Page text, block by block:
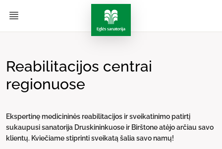
Reabilitacijos centrai
regionuose
Ekspertinę medicininės reabilitacijos ir sveikatinimo patirtį
sukaupusi sanatorija Druskininkuose ir Birštone atėjo arčiau savo
klientų. Kviečiame stiprinti sveikatą šalia savo namų!